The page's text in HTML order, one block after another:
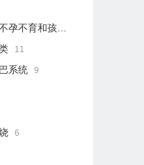
育和孩子健康
11
系统 9
6